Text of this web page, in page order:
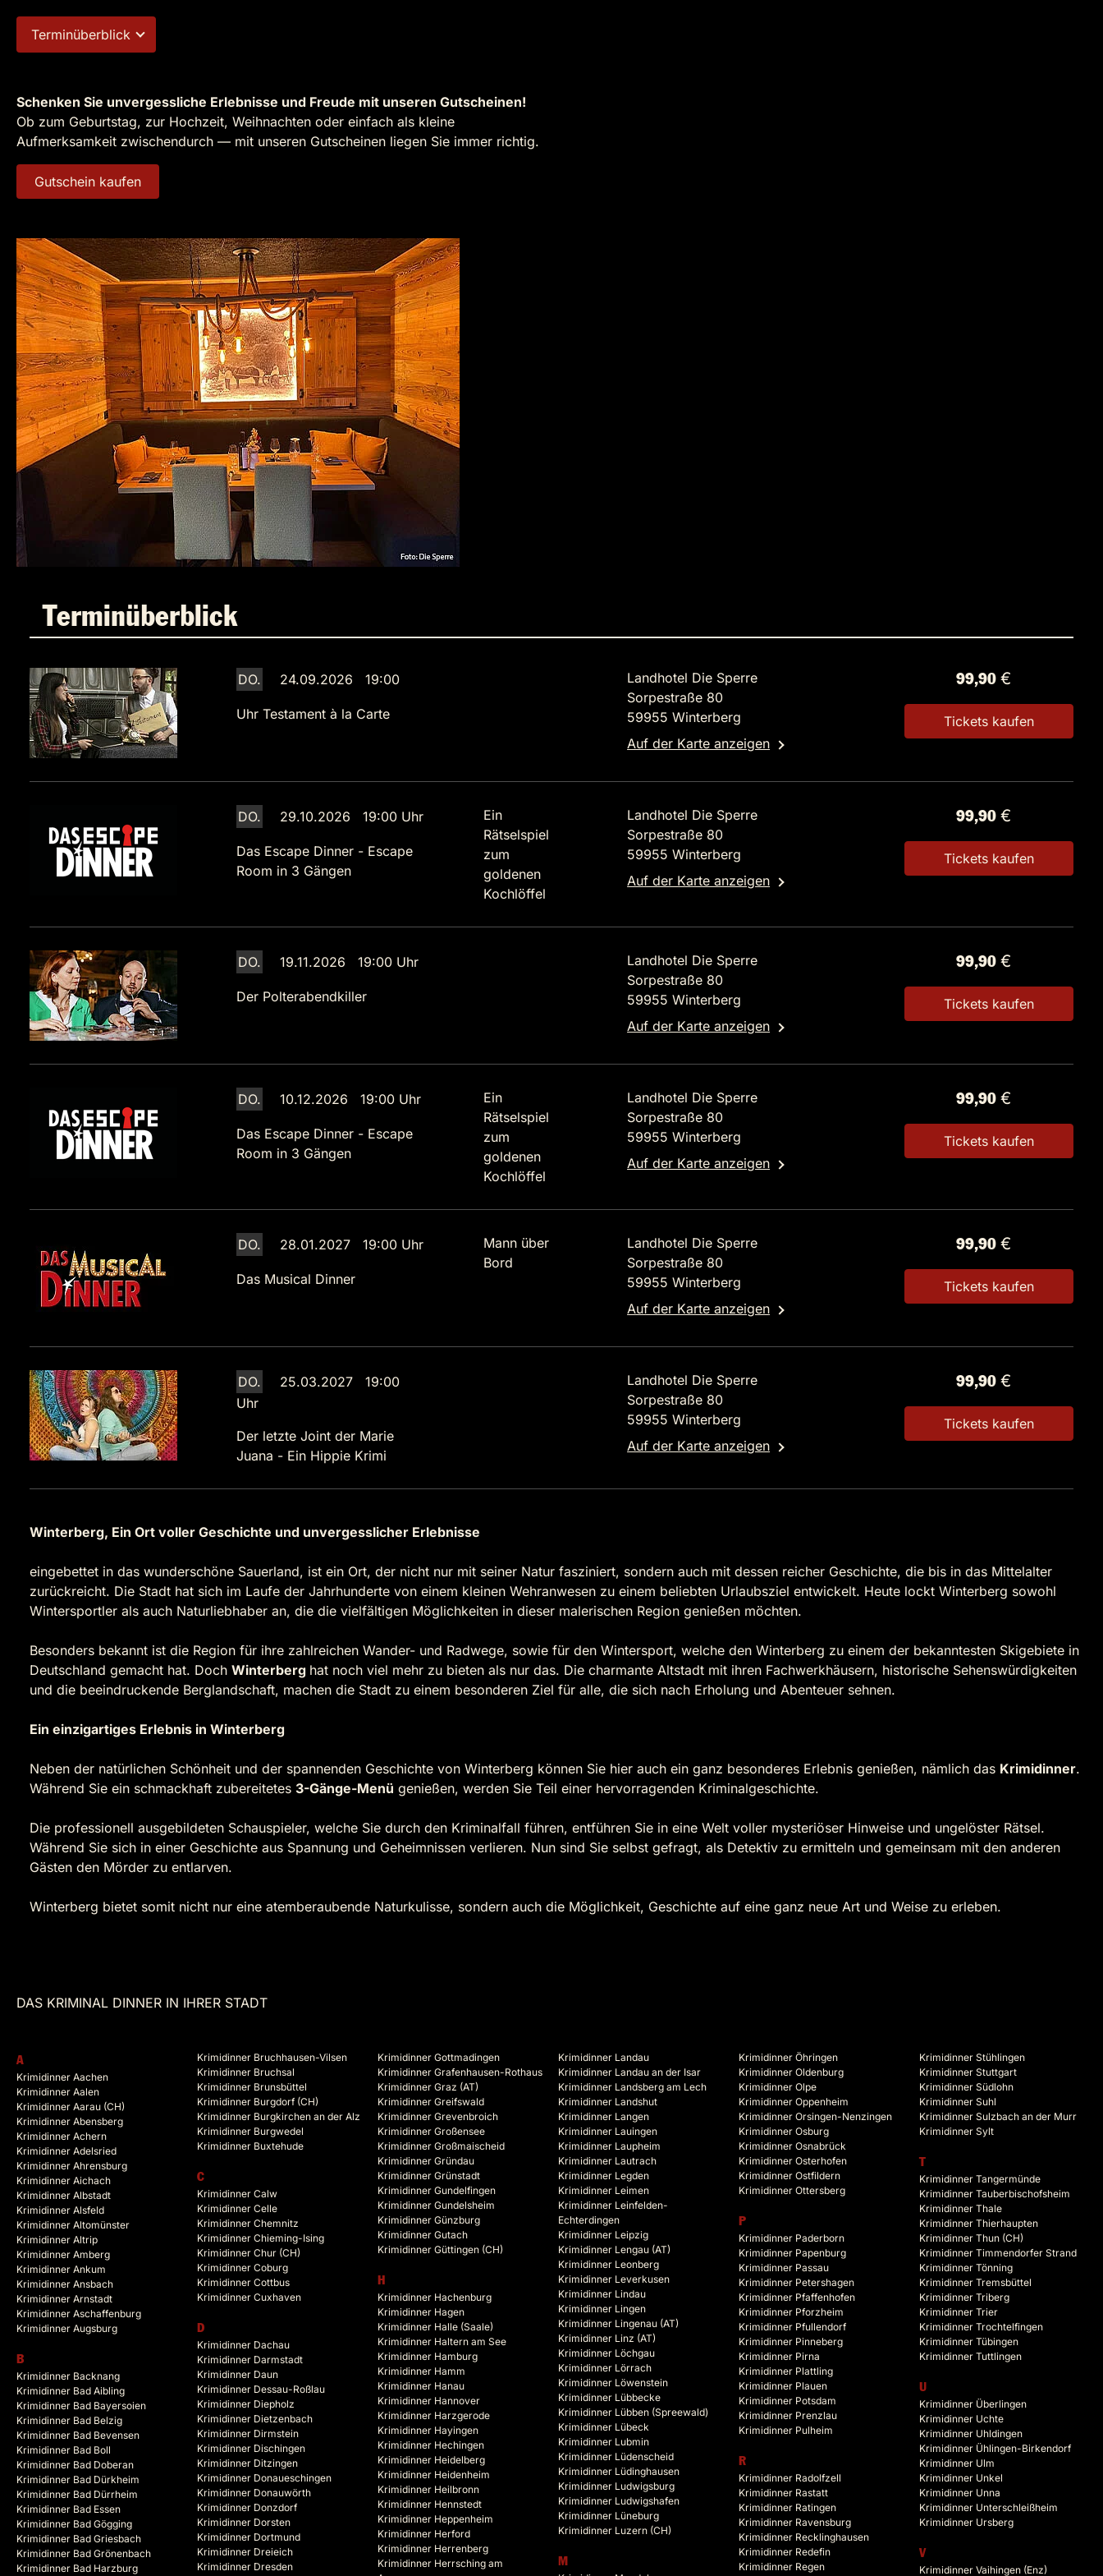
Terminüberblick
Schenken Sie unvergessliche Erlebnisse und Freude mit unseren Gutscheinen!
Ob zum Geburtstag, zur Hochzeit, Weihnachten oder einfach als kleine
Aufmerksamkeit zwischendurch — mit unseren Gutscheinen liegen Sie immer richtig.
Gutschein kaufen
Terminüberblick
DO. 24.09.2026 19:00
Uhr Testament à la Carte
Landhotel Die Sperre
Sorpestraße 80
59955 Winterberg
Auf der Karte anzeigen
99,90 €
Tickets kaufen
DO. 29.10.2026 19:00 Uhr
Das Escape Dinner - Escape
Room in 3 Gängen
Ein
Rätselspiel
zum
goldenen
Kochlöffel
Landhotel Die Sperre
Sorpestraße 80
59955 Winterberg
Auf der Karte anzeigen
99,90 €
Tickets kaufen
DO. 19.11.2026 19:00 Uhr
Der Polterabendkiller
Landhotel Die Sperre
Sorpestraße 80
59955 Winterberg
Auf der Karte anzeigen
99,90 €
Tickets kaufen
DO. 10.12.2026 19:00 Uhr
Das Escape Dinner - Escape
Room in 3 Gängen
Ein
Rätselspiel
zum
goldenen
Kochlöffel
Landhotel Die Sperre
Sorpestraße 80
59955 Winterberg
Auf der Karte anzeigen
99,90 €
Tickets kaufen
DO. 28.01.2027 19:00 Uhr
Das Musical Dinner
Mann über
Bord
Landhotel Die Sperre
Sorpestraße 80
59955 Winterberg
Auf der Karte anzeigen
99,90 €
Tickets kaufen
DO.
25.03.2027 19:00
Uhr
Der letzte Joint der Marie
Juana - Ein Hippie Krimi
Landhotel Die Sperre
Sorpestraße 80
59955 Winterberg
Auf der Karte anzeigen
99,90 €
Tickets kaufen
Winterberg, Ein Ort voller Geschichte und unvergesslicher Erlebnisse
eingebettet in das wunderschöne Sauerland, ist ein Ort, der nicht nur mit seiner Natur fasziniert, sondern auch mit dessen reicher Geschichte, die bis in das Mittelalter
zurückreicht. Die Stadt hat sich im Laufe der Jahrhunderte von einem kleinen Wehranwesen zu einem beliebten Urlaubsziel entwickelt. Heute lockt Winterberg sowohl
Wintersportler als auch Naturliebhaber an, die die vielfältigen Möglichkeiten in dieser malerischen Region genießen möchten.
Besonders bekannt ist die Region für ihre zahlreichen Wander- und Radwege, sowie für den Wintersport, welche den Winterberg zu einem der bekanntesten Skigebiete in
Deutschland gemacht hat. Doch Winterberg hat noch viel mehr zu bieten als nur das. Die charmante Altstadt mit ihren Fachwerkhäusern, historische Sehenswürdigkeiten
und die beeindruckende Berglandschaft, machen die Stadt zu einem besonderen Ziel für alle, die sich nach Erholung und Abenteuer sehnen.
Ein einzigartiges Erlebnis in Winterberg
Neben der natürlichen Schönheit und der spannenden Geschichte von Winterberg können Sie hier auch ein ganz besonderes Erlebnis genießen, nämlich das Krimidinner.
Während Sie ein schmackhaft zubereitetes 3-Gänge-Menü genießen, werden Sie Teil einer hervorragenden Kriminalgeschichte.
Die professionell ausgebildeten Schauspieler, welche Sie durch den Kriminalfall führen, entführen Sie in eine Welt voller mysteriöser Hinweise und ungelöster Rätsel.
Während Sie sich in einer Geschichte aus Spannung und Geheimnissen verlieren. Nun sind Sie selbst gefragt, als Detektiv zu ermitteln und gemeinsam mit den anderen
Gästen den Mörder zu entlarven.
Winterberg bietet somit nicht nur eine atemberaubende Naturkulisse, sondern auch die Möglichkeit, Geschichte auf eine ganz neue Art und Weise zu erleben.
DAS KRIMINAL DINNER IN IHRER STADT
A
Krimidinner Aachen
Krimidinner Aalen
Krimidinner Aarau (CH)
Krimidinner Abensberg
Krimidinner Achern
Krimidinner Adelsried
Krimidinner Ahrensburg
Krimidinner Aichach
Krimidinner Albstadt
Krimidinner Alsfeld
Krimidinner Altomünster
Krimidinner Altrip
Krimidinner Amberg
Krimidinner Ankum
Krimidinner Ansbach
Krimidinner Arnstadt
Krimidinner Aschaffenburg
Krimidinner Augsburg
B
Krimidinner Backnang
Krimidinner Bad Aibling
Krimidinner Bad Bayersoien
Krimidinner Bad Belzig
Krimidinner Bad Bevensen
Krimidinner Bad Boll
Krimidinner Bad Doberan
Krimidinner Bad Dürkheim
Krimidinner Bad Dürrheim
Krimidinner Bad Essen
Krimidinner Bad Gögging
Krimidinner Bad Griesbach
Krimidinner Bad Grönenbach
Krimidinner Bad Harzburg
Krimidinner Bruchhausen-Vilsen
Krimidinner Bruchsal
Krimidinner Brunsbüttel
Krimidinner Burgdorf (CH)
Krimidinner Burgkirchen an der Alz
Krimidinner Burgwedel
Krimidinner Buxtehude
C
Krimidinner Calw
Krimidinner Celle
Krimidinner Chemnitz
Krimidinner Chieming-Ising
Krimidinner Chur (CH)
Krimidinner Coburg
Krimidinner Cottbus
Krimidinner Cuxhaven
D
Krimidinner Dachau
Krimidinner Darmstadt
Krimidinner Daun
Krimidinner Dessau-Roßlau
Krimidinner Diepholz
Krimidinner Dietzenbach
Krimidinner Dirmstein
Krimidinner Dischingen
Krimidinner Ditzingen
Krimidinner Donaueschingen
Krimidinner Donauwörth
Krimidinner Donzdorf
Krimidinner Dorsten
Krimidinner Dortmund
Krimidinner Dreieich
Krimidinner Dresden
Krimidinner Gottmadingen
Krimidinner Grafenhausen-Rothaus
Krimidinner Graz (AT)
Krimidinner Greifswald
Krimidinner Grevenbroich
Krimidinner Großensee
Krimidinner Großmaischeid
Krimidinner Gründau
Krimidinner Grünstadt
Krimidinner Gundelfingen
Krimidinner Gundelsheim
Krimidinner Günzburg
Krimidinner Gutach
Krimidinner Güttingen (CH)
H
Krimidinner Hachenburg
Krimidinner Hagen
Krimidinner Halle (Saale)
Krimidinner Haltern am See
Krimidinner Hamburg
Krimidinner Hamm
Krimidinner Hanau
Krimidinner Hannover
Krimidinner Harzgerode
Krimidinner Hayingen
Krimidinner Hechingen
Krimidinner Heidelberg
Krimidinner Heidenheim
Krimidinner Heilbronn
Krimidinner Hennstedt
Krimidinner Heppenheim
Krimidinner Herford
Krimidinner Herrenberg
Krimidinner Herrsching am
Krimidinner Landau
Krimidinner Landau an der Isar
Krimidinner Landsberg am Lech
Krimidinner Landshut
Krimidinner Langen
Krimidinner Lauingen
Krimidinner Laupheim
Krimidinner Lautrach
Krimidinner Legden
Krimidinner Leimen
Krimidinner Leinfelden-
Echterdingen
Krimidinner Leipzig
Krimidinner Lengau (AT)
Krimidinner Leonberg
Krimidinner Leverkusen
Krimidinner Lindau
Krimidinner Lingen
Krimidinner Lingenau (AT)
Krimidinner Linz (AT)
Krimidinner Löchgau
Krimidinner Lörrach
Krimidinner Löwenstein
Krimidinner Lübbecke
Krimidinner Lübben (Spreewald)
Krimidinner Lübeck
Krimidinner Lubmin
Krimidinner Lüdenscheid
Krimidinner Lüdinghausen
Krimidinner Ludwigsburg
Krimidinner Ludwigshafen
Krimidinner Lüneburg
Krimidinner Luzern (CH)
M
Krimidinner Öhringen
Krimidinner Oldenburg
Krimidinner Olpe
Krimidinner Oppenheim
Krimidinner Orsingen-Nenzingen
Krimidinner Osburg
Krimidinner Osnabrück
Krimidinner Osterhofen
Krimidinner Ostfildern
Krimidinner Ottersberg
P
Krimidinner Paderborn
Krimidinner Papenburg
Krimidinner Passau
Krimidinner Petershagen
Krimidinner Pfaffenhofen
Krimidinner Pforzheim
Krimidinner Pfullendorf
Krimidinner Pinneberg
Krimidinner Pirna
Krimidinner Plattling
Krimidinner Plauen
Krimidinner Potsdam
Krimidinner Prenzlau
Krimidinner Pulheim
R
Krimidinner Radolfzell
Krimidinner Rastatt
Krimidinner Ratingen
Krimidinner Ravensburg
Krimidinner Recklinghausen
Krimidinner Redefin
Krimidinner Regen
Krimidinner Stühlingen
Krimidinner Stuttgart
Krimidinner Südlohn
Krimidinner Suhl
Krimidinner Sulzbach an der Murr
Krimidinner Sylt
T
Krimidinner Tangermünde
Krimidinner Tauberbischofsheim
Krimidinner Thale
Krimidinner Thierhaupten
Krimidinner Thun (CH)
Krimidinner Timmendorfer Strand
Krimidinner Tönning
Krimidinner Tremsbüttel
Krimidinner Triberg
Krimidinner Trier
Krimidinner Trochtelfingen
Krimidinner Tübingen
Krimidinner Tuttlingen
U
Krimidinner Überlingen
Krimidinner Uchte
Krimidinner Uhldingen
Krimidinner Ühlingen-Birkendorf
Krimidinner Ulm
Krimidinner Unkel
Krimidinner Unna
Krimidinner Unterschleißheim
Krimidinner Ursberg
V
Krimidinner Vaihingen (Enz)